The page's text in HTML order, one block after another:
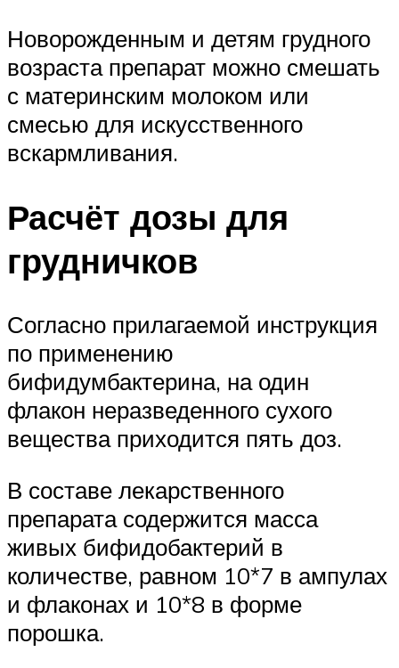
Новорожденным и детям грудного
возраста препарат можно смешать
с материнским молоком или
смесью для искусственного
вскармливания.
Расчёт дозы для
грудничков
Согласно прилагаемой инструкция
по применению
бифидумбактерина, на один
флакон неразведенного сухого
вещества приходится пять доз.
В составе лекарственного
препарата содержится масса
живых бифидобактерий в
количестве, равном 10*7 в ампулах
и флаконах и 10*8 в форме
порошка.